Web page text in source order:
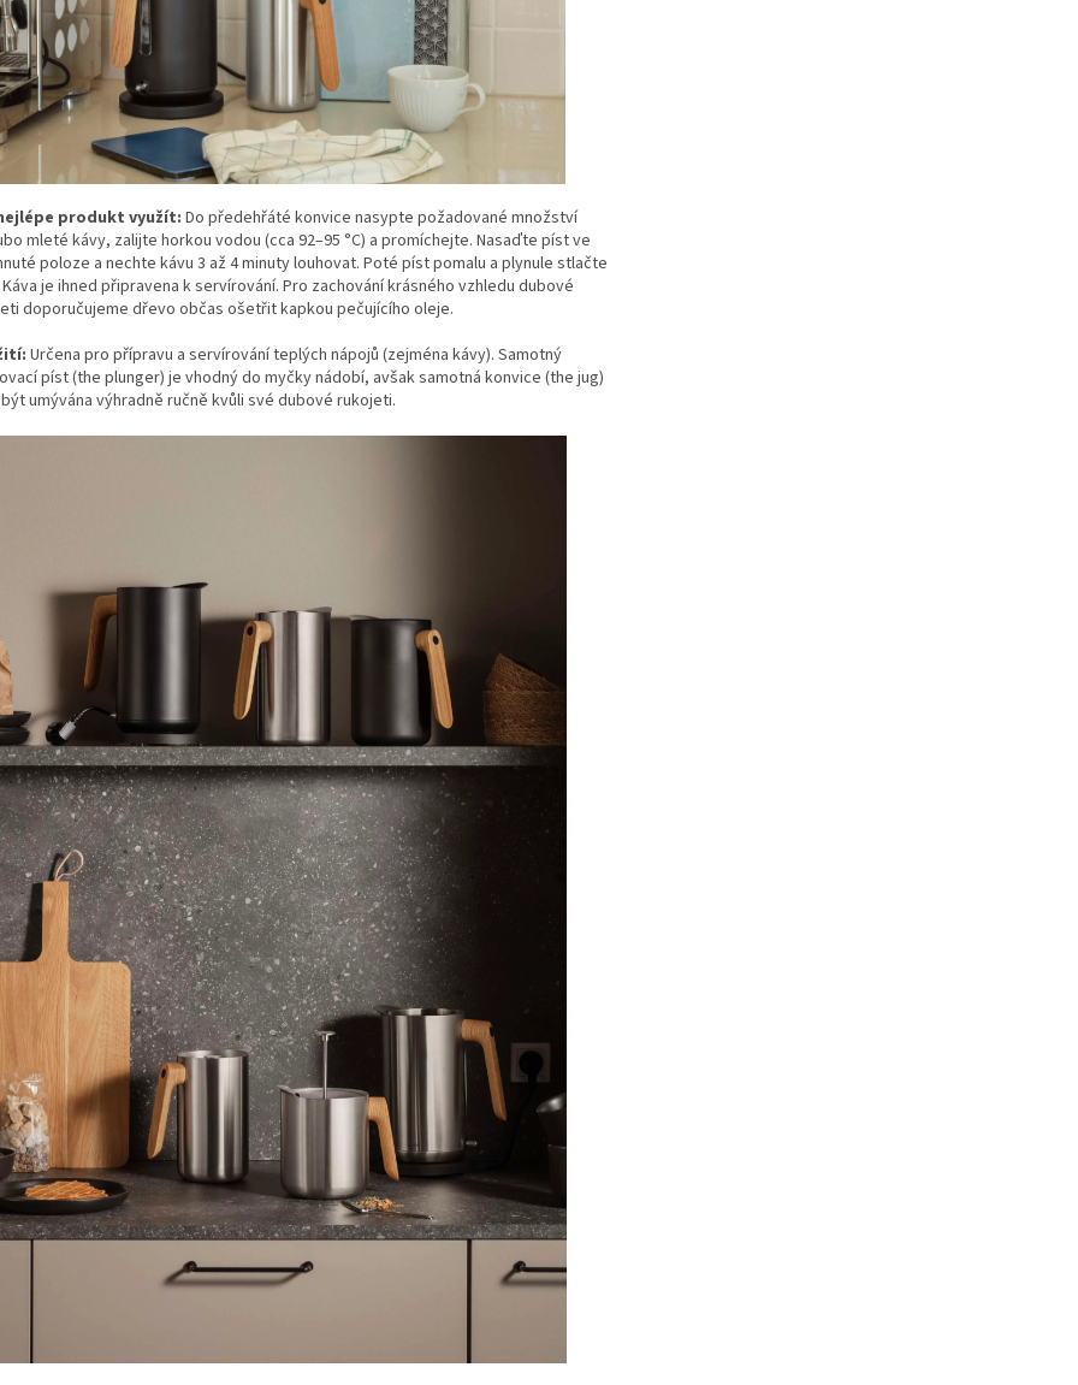
produkt využít: Do předehřáté konvice nasypte požadované množství
mleté kávy, zalijte horkou vodou (cca 92–95 °C) a promíchejte. Nasaďte píst ve
poloze a nechte kávu 3 až 4 minuty louhovat. Poté píst pomalu a plynule stlačte
je ihned připravena k servírování. Pro zachování krásného vzhledu dubové
doporučujeme dřevo občas ošetřit kapkou pečujícího oleje.
Určena pro přípravu a servírování teplých nápojů (zejména kávy). Samotný
píst (the plunger) je vhodný do myčky nádobí, avšak samotná konvice (the jug)
umývána výhradně ručně kvůli své dubové rukojeti.